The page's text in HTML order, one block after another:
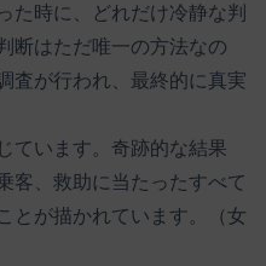
た時に、どれだけ冷静な判
断はただ唯一の方法なの
査が行われ、最終的に真実
ています。奇跡的な結果
客、救助に当たったすべて
とが描かれています。（女